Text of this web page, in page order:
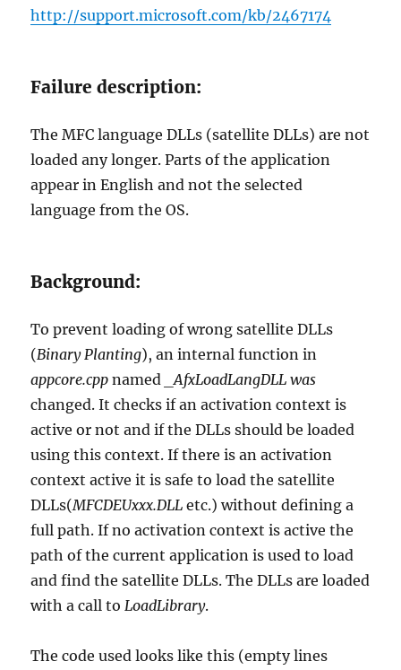
http://support.microsoft.com/kb/2467174
Failure description:
The MFC language DLLs (satellite DLLs) are not
loaded any longer. Parts of the application
appear in English and not the selected
language from the OS.
Background:
To prevent loading of wrong satellite DLLs
(Binary Planting), an internal function in
appcore.cpp named
_AfxLoadLangDLL was
changed. It checks if an activation context is
active or not and if the DLLs should be loaded
using this context. If there is an activation
context active it is safe to load the satellite
DLLs(MFCDEUxxx.DLL etc.) without defining a
full path. If no activation context is active the
path of the current application is used to load
and find the satellite DLLs. The DLLs are loaded
with a call to LoadLibrary.
The code used looks like this (empty lines